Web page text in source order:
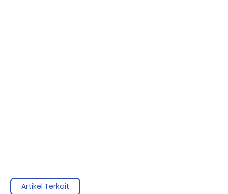
Artikel Terkait